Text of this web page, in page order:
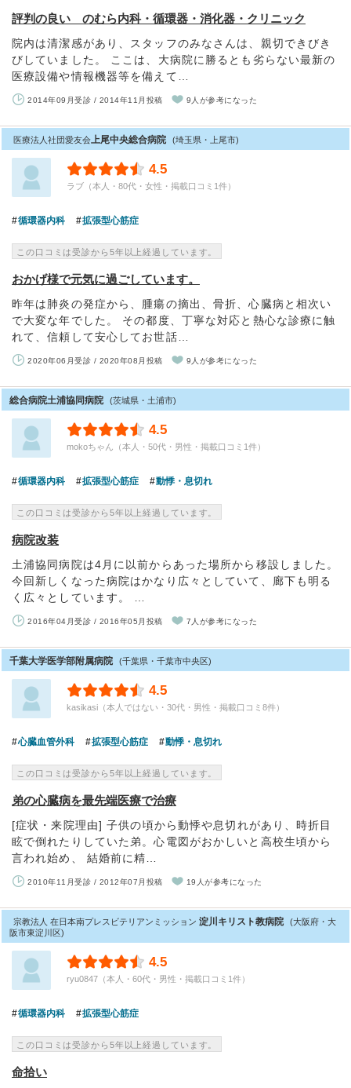
評判の良い のむら内科・循環器・消化器・クリニック
院内は清潔感があり、スタッフのみなさんは、親切できびき
びしていました。 ここは、大病院に勝るとも劣らない最新の
医療設備や情報機器等を備えて…
2014年09月受診 / 2014年11月投稿 9人が参考になった
医療法人社団愛友会上尾中央総合病院 (埼玉県・上尾市)
4.5
ラブ（本人・80代・女性・掲載口コミ1件）
循環器内科 拡張型心筋症
この口コミは受診から5年以上経過しています。
おかげ様で元気に過ごしています。
昨年は肺炎の発症から、腫瘍の摘出、骨折、心臓病と相次い
で大変な年でした。 その都度、丁寧な対応と熱心な診療に触
れて、信頼して安心してお世話…
2020年06月受診 / 2020年08月投稿 9人が参考になった
総合病院土浦協同病院 (茨城県・土浦市)
4.5
mokoちゃん（本人・50代・男性・掲載口コミ1件）
循環器内科 拡張型心筋症 動悸・息切れ
この口コミは受診から5年以上経過しています。
病院改装
土浦協同病院は4月に以前からあった場所から移設しました。
今回新しくなった病院はかなり広々としていて、廊下も明る
く広々としています。 …
2016年04月受診 / 2016年05月投稿 7人が参考になった
千葉大学医学部附属病院 (千葉県・千葉市中央区)
4.5
kasikasi（本人ではない・30代・男性・掲載口コミ8件）
心臓血管外科 拡張型心筋症 動悸・息切れ
この口コミは受診から5年以上経過しています。
弟の心臓病を最先端医療で治療
[症状・来院理由] 子供の頃から動悸や息切れがあり、時折目
眩で倒れたりしていた弟。心電図がおかしいと高校生頃から
言われ始め、 結婚前に精…
2010年11月受診 / 2012年07月投稿 19人が参考になった
宗教法人 在日本南プレスビテリアンミッション 淀川キリスト教病院
(大阪府・大
阪市東淀川区)
4.5
ryu0847（本人・60代・男性・掲載口コミ1件）
循環器内科 拡張型心筋症
この口コミは受診から5年以上経過しています。
命拾い